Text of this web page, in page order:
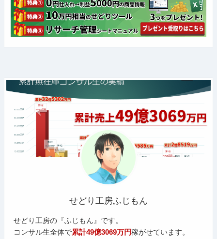
せどり工房ふじもん
せどり工房の『ふじもん』です。
コンサル生全体で累計49億3069万円稼がせています。